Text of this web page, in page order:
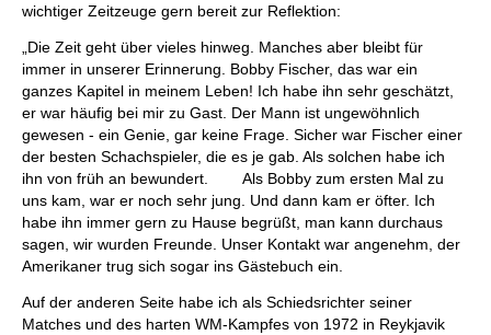
wichtiger Zeitzeuge gern bereit zur Reflektion:
„Die Zeit geht über vieles hinweg. Manches aber bleibt für
immer in unserer Erinnerung. Bobby Fischer, das war ein
ganzes Kapitel in meinem Leben! Ich habe ihn sehr geschätzt,
er war häufig bei mir zu Gast. Der Mann ist ungewöhnlich
gewesen - ein Genie, gar keine Frage. Sicher war Fischer einer
der besten Schachspieler, die es je gab. Als solchen habe ich
ihn von früh an bewundert. Als Bobby zum ersten Mal zu
uns kam, war er noch sehr jung. Und dann kam er öfter. Ich
habe ihn immer gern zu Hause begrüßt, man kann durchaus
sagen, wir wurden Freunde. Unser Kontakt war angenehm, der
Amerikaner trug sich sogar ins Gästebuch ein.
Auf der anderen Seite habe ich als Schiedsrichter seiner
Matches und des harten WM-Kampfes von 1972 in Reykjavik